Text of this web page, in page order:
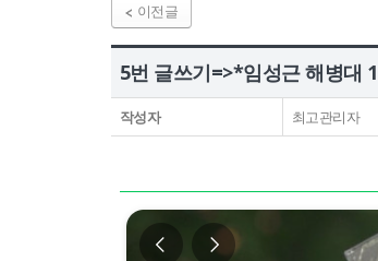
이전글
5번 글쓰기=>*임성근 해병대
작성자 최고관리자